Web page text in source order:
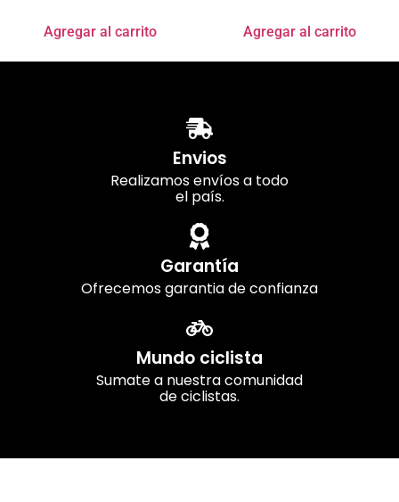
Agregar al carrito Agregar al carrito
Envios
Realizamos envíos a todo
el país.
Garantía
Ofrecemos garantia de confianza
Mundo ciclista
Sumate a nuestra comunidad
de ciclistas.